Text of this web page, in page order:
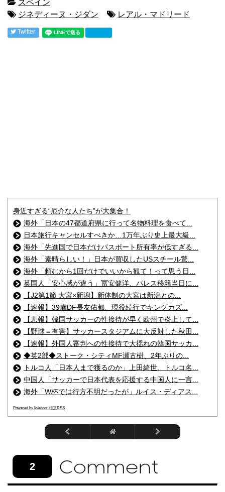
スペイン
ジネディーヌ・ジダン
レアル・マドリード
Twitter
身近すぎる“厄介な人たち”が大集合！
海外「日本の47都道府県に行って名物料理を食べて...
日本旅行キャンセルすべきか…1万年ぶり史上最大級...
海外「先進国で日本だけパスポート所有率が低すぎる...
海外「素晴らしい！」日本が買収したUSスチール驚...
海外「頼むから1回だけでいいから観て！って思う日...
英国人「安心感が違う」冨安健洋、パレス移籍当日に...
【J2第1節 大宮×新潟】新体制の大宮は新潟との...
【速報】39歳DF長友佑都、現役続行でキングカズ...
【悲報】韓国サッカーの性接待が早く欧州で炎上して...
【野球＝有害】サッカースタジアムに大反対した秋田...
【速報】外国人審判への性接待で大揺れの韓国サッカ...
◆英2部◆ストーク・シティMF瀬古樹、2年ぶりの...
トルコ人「日本人まで獲るのか」上田綺世、トルコ名...
中国人「サッカーで日本代表を応援する中国人に一言...
海外「W杯では行方不明だったが」ルイス・ディアス...
Powered by livedoor 相互RSS
2